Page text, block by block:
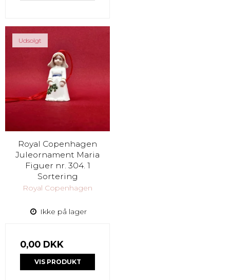
Udsolgt
Royal Copenhagen
Juleornament Maria
Figuer nr. 304. 1
Sortering
Royal Copenhagen
Ikke på lager
0,00 DKK
VIS PRODUKT